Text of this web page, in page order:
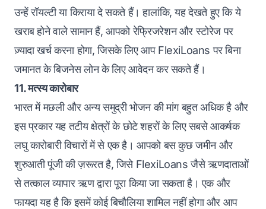
उन्हें रॉयल्टी या किराया दे सकते हैं। हालांकि, यह देखते हुए कि ये
खराब होने वाले सामान हैं, आपको रेफ्रिजरेशन और स्टोरेज पर
ज़्यादा खर्च करना होगा, जिसके लिए आप FlexiLoans पर बिना
जमानत के बिजनेस लोन के लिए आवेदनकर सकते हैं।
11. मत्स्य कारोबार
भारत में मछली और अन्य समुद्री भोजन की मांग बहुत अधिक है और
इस प्रकार यह तटीय क्षेत्रों के छोटे शहरों के लिए सबसे आकर्षक
लघु कारोबारी विचारों में से एक है। आपको बस कुछ जमीन और
शुरुआती पूंजी की ज़रूरत है, जिसे FlexiLoans जैसे ऋणदाताओं
से तत्काल व्यापार ऋण द्वारा पूरा किया जा सकता है। एक और
फायदा यह है कि इसमें कोई बिचौलिया शामिल नहीं होगा और आप